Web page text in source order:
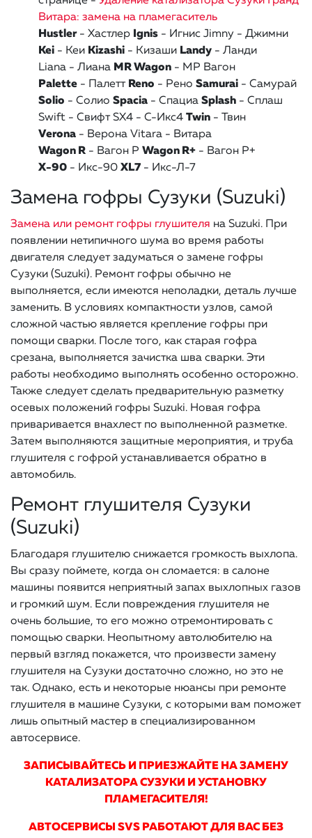
Витара: замена на пламегаситель
Hustler- Хастлер Ignis - Игнис Jimny - Джимни
Kei - Кеи Kizashi - Кизаши Landy - Ланди
Liana - Лиана MR Wagon - МР Вагон
Palette - Палетт Reno - Рено Samurai - Самурай
Solio - Солио Spacia - Спациа Splash - Сплаш
Swift - Свифт SX4 - С-Икс4 Twin - Твин
Verona - Верона Vitara - Витара
Wagon R - Вагон Р Wagon R+ - Вагон Р+
X-90 - Икс-90 XL7 - Икс-Л-7
Замена гофры Сузуки (Suzuki)
Замена или ремонт гофры глушителя на Suzuki. При
появлении нетипичного шума во время работы
двигателя следует задуматься о замене гофры
Сузуки (Suzuki). Ремонт гофры обычно не
выполняется, если имеются неполадки, деталь лучше
заменить. В условиях компактности узлов, самой
сложной частью является крепление гофры при
помощи сварки. После того, как старая гофра
срезана, выполняется зачистка шва сварки. Эти
работы необходимо выполнять особенно осторожно.
Также следует сделать предварительную разметку
осевых положений гофры Suzuki. Новая гофра
приваривается внахлест по выполненной разметке.
Затем выполняются защитные мероприятия, и труба
глушителя с гофрой устанавливается обратно в
автомобиль.
Ремонт глушителя Сузуки
(Suzuki)
Благодаря глушителю снижается громкость выхлопа.
Вы сразу поймете, когда он сломается: в салоне
машины появится неприятный запах выхлопных газов
и громкий шум. Если повреждения глушителя не
очень большие, то его можно отремонтировать с
помощью сварки. Неопытному автолюбителю на
первый взгляд покажется, что произвести замену
глушителя на Сузуки достаточно сложно, но это не
так. Однако, есть и некоторые нюансы при ремонте
глушителя в машине Сузуки, с которыми вам поможет
лишь опытный мастер в специализированном
автосервисе.
ЗАПИСЫВАЙТЕСЬ И ПРИЕЗЖАЙТЕ НА ЗАМЕНУ
КАТАЛИЗАТОРА СУЗУКИ И УСТАНОВКУ
ПЛАМЕГАСИТЕЛЯ!
АВТОСЕРВИСЫ SVS РАБОТАЮТ ДЛЯ ВАС БЕЗ